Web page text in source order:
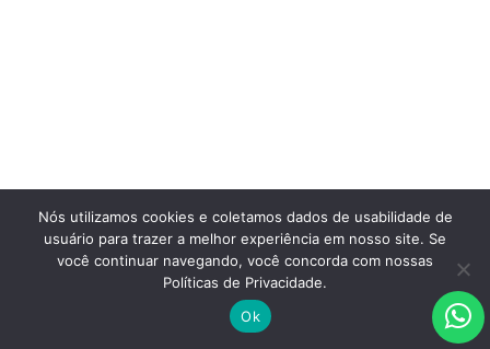
Nós utilizamos cookies e coletamos dados de usabilidade de
usuário para trazer a melhor experiência em nosso site. Se
você continuar navegando, você concorda com nossas
Políticas de Privacidade.
Ok